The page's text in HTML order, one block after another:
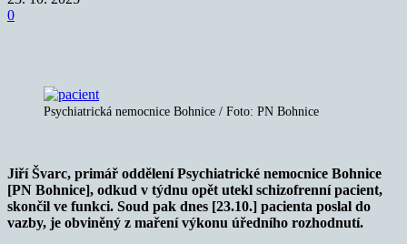
0
Psychiatrická nemocnice Bohnice / Foto: PN Bohnice
Jiří Švarc, primář oddělení Psychiatrické nemocnice Bohnice
[PN Bohnice], odkud v týdnu opět utekl schizofrenní pacient,
skončil ve funkci. Soud pak dnes [23.10.] pacienta poslal do
vazby, je obviněný z maření výkonu úředního rozhodnutí.